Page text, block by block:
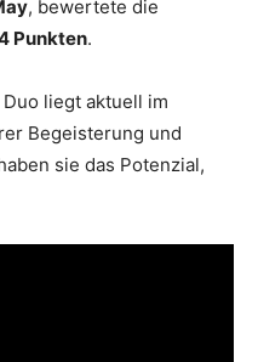
, bewertete die
Punkten.
Duo liegt aktuell im
Begeisterung und
sie das Potenzial,